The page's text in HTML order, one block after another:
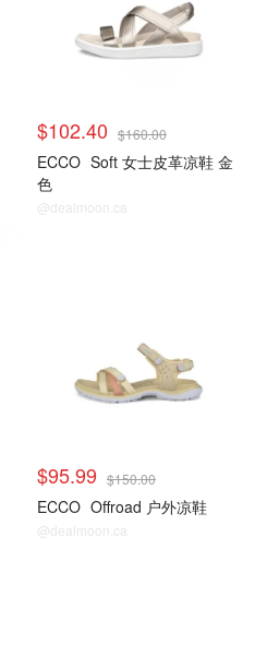
$102.40 $160.00
ECCO Soft 女士皮革凉鞋 金
色
@dealmoon.ca
$95.99 $150.00
ECCO Offroad 户外凉鞋
@dealmoon.ca